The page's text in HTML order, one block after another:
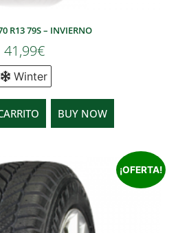
R13 79S – INVIERNO
41,99€
Winter
BUY NOW
¡OFERTA!